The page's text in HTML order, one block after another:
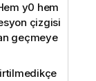
y0 hem
çizgisi
geçmeye